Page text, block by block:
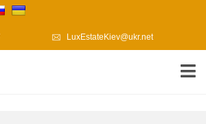
LuxEstateKiev@ukr.net